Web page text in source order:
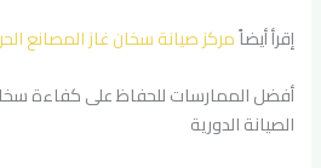
إقرأ أيضاًمركز صيانة سخان غاز المصانع
أفضل الممارسات للحفاظ على كفاءة
الصيانة الدورية